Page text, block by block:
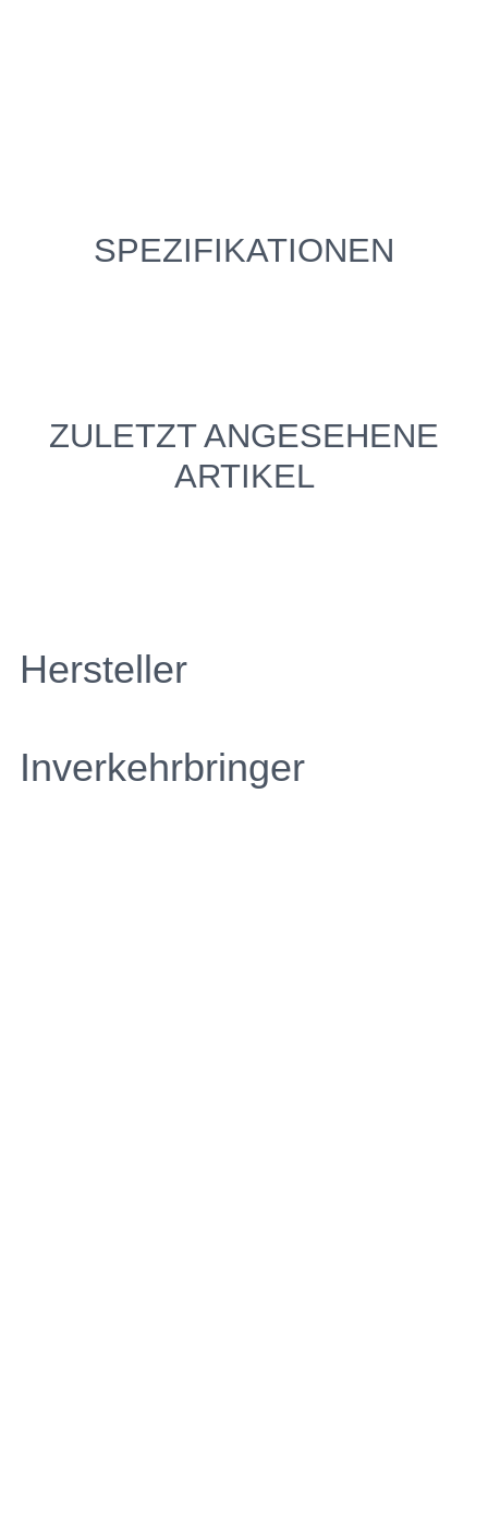
SPEZIFIKATIONEN
ZULETZT ANGESEHENE
ARTIKEL
Hersteller
Inverkehrbringer